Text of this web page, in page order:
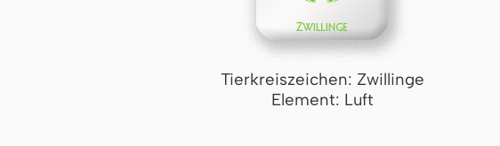
Tierkreiszeichen: Zwillinge
Element: Luft